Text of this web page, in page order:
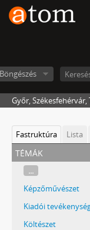
Győr,
Fastruktúra Lista
témák
...
Képzőművészet
Kiadói
Költészet